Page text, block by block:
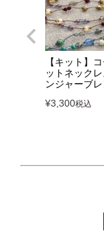
【キット】
ットネック
ンジャーブレ
¥3,300税込